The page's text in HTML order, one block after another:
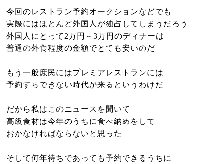
今回のレストラン予約オークションなどでも
実際にはほとんど外国人が独占してしまうだろう
外国人にとって2万円～3万円のディナーは
普通の外食程度の金額でとても安いのだ
もう一般庶民にはプレミアレストランには
予約すらできない時代が来るというわけだ
だから私はこのニュースを聞いて
高級食材は今年のうちに食べ納めをして
おかなければならないと思った
そして何年待ちであっても予約できるうちに